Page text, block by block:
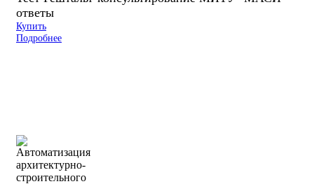
ответы
Купить
Подробнее